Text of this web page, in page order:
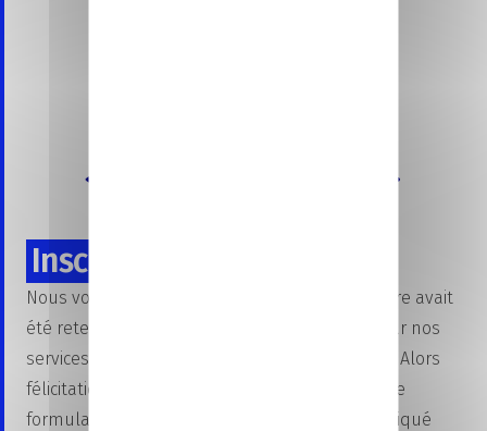
Inscrivez-vous au CFA !
Nous vous avons informé que votre candidature avait
été retenue (via Parcoursup ou directement par nos
services) et vous avez trouvé votre entreprise ! Alors
félicitations, vous n’avez plus qu’à compléter le
formulaire d’inscription qui vous sera communiqué